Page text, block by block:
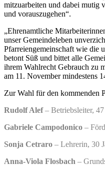
mitzuarbeiten und dabei mutig
und vorauszugehen“.
„Ehrenamtliche
unser Gemeindeleben
Pfarreiengemeinschaft wie die
betont Süß und bittet alle
ihrem Wahlrecht Gebrauch zu
am 11. November mindestens
Zur Wahl für den kommenden
Rudolf Alef– Betriebsleiter, 47
Gabriele Campodonico –
Sonja Cetraro – Lehrerin, 30
Anna-Viola Flosbach –